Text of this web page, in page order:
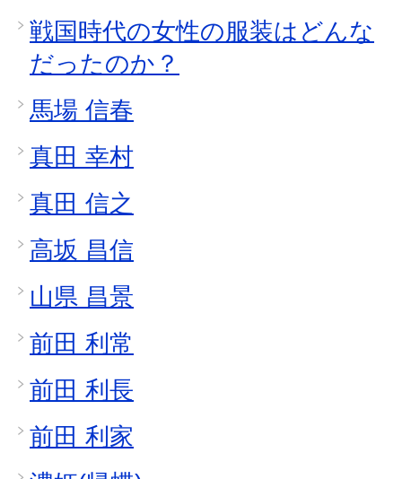
戦国時代の女性の服装はどんな
だったのか？
馬場 信春
真田 幸村
真田 信之
高坂 昌信
山県 昌景
前田 利常
前田 利長
前田 利家